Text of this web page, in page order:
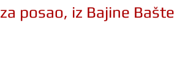
za posao, iz Bajine Bašte